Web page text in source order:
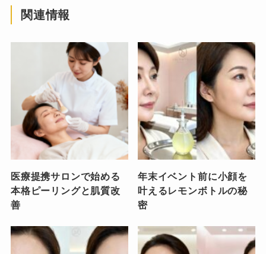
関連情報
医療提携サロンで始める
本格ピーリングと肌質改
善
年末イベント前に小顔を
叶えるレモンボトルの秘
密